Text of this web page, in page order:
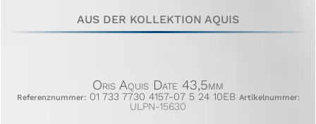
AUS DER KOLLEKTION AQUIS
Oris Aquis Date 43,5mm
Referenznummer: 01 733 7730 4157-07 5 24 10EB Artikelnummer:
ULPN-15630